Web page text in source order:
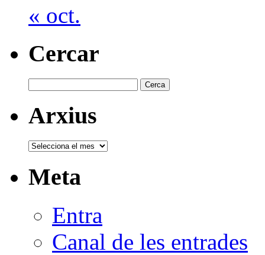
« oct.
Cercar
Arxius
Arxius
Meta
Entra
Canal de les entrades